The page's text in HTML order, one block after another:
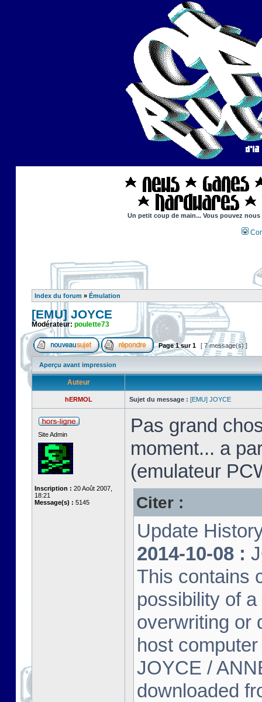
Un petit coup de main... Vous pouvez
Index du forum » Émulation
[EMU] JOYCE
Modérateur: poulette73
Page1sur1 [ 7 message(s) ]
Aperçu avant impression
Auteur
hERMOL Sujet du message : [EMU] JOYCE
Site Admin
Inscription : 20 Août 2007,
18:21
Message(s) : 5145
Pas grand
moment... a
(emulateur
Citer :
Update
2014-10-08 :
This contains
possibility of
overwriting or
host
JOYCE /
downloaded